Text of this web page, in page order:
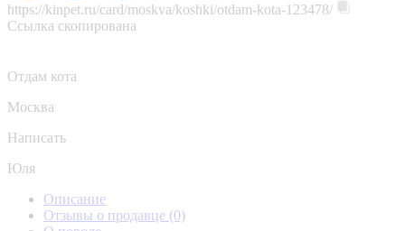
https://kinpet.ru/card/moskva/koshki/otdam-kota-123478/
Ссылка скопирована
Отдам кота
Москва
Написать
Юля
Описание
Отзывы о продавце (0)